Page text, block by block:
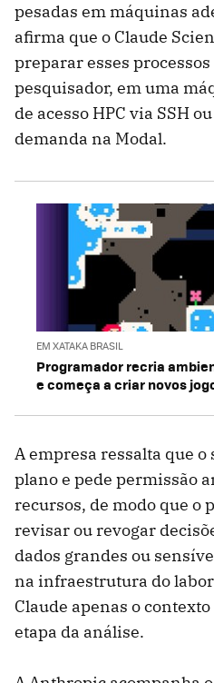
pesadas em máquinas
afirma que o Claude
preparar esses
pesquisador, em uma
de acesso HPC via SSH
demanda na Modal.
EM XATAKA BRASIL
Programador recria
e começa a criar novos
A empresa ressalta que
plano e pede permissão
recursos, de modo que o
revisar ou revogar
dados grandes ou
na infraestrutura do
Claude apenas o
etapa da análise.